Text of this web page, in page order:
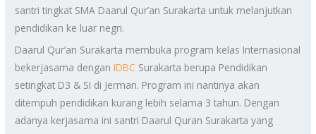
santri tingkat SMA Daarul Qur’an Surakarta untuk melanjutkan
pendidikan ke luar negri.
Daarul Qur’an Surakarta membuka program kelas Internasional
bekerjasama denganIDBC Surakarta berupa Pendidikan
setingkat D3 & SI di Jerman. Program ini nantinya akan
ditempuh pendidikan kurang lebih selama 3 tahun. Dengan
adanya kerjasama ini santri Daarul Quran Surakarta yang